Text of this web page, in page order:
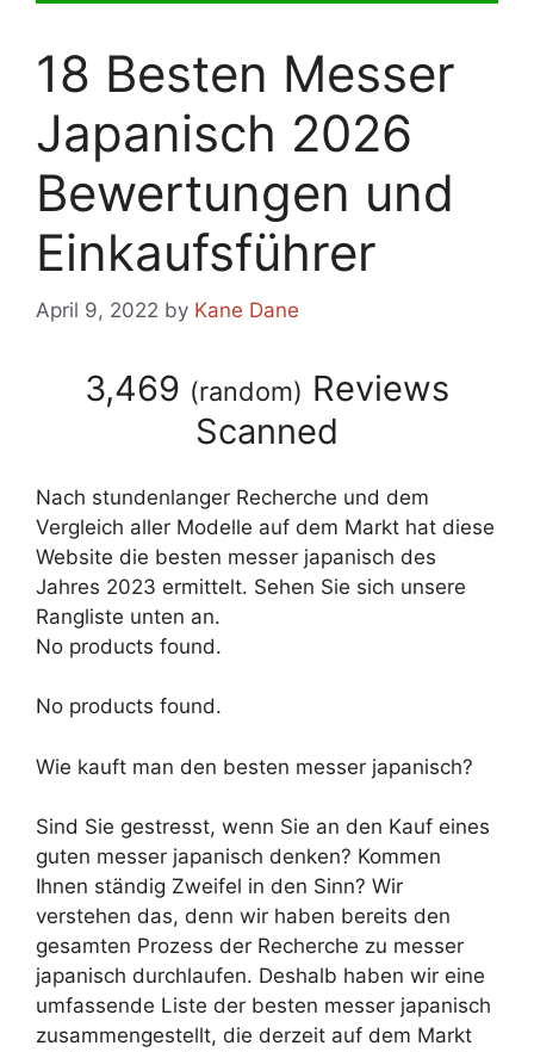
18 Besten Messer
Japanisch 2026
Bewertungen und
Einkaufsführer
April 9, 2022 by Kane Dane
3,469 (random) Reviews
Scanned
Nach stundenlanger Recherche und dem
Vergleich aller Modelle auf dem Markt hat diese
Website die besten messer japanisch des
Jahres 2023 ermittelt. Sehen Sie sich unsere
Rangliste unten an.
No products found.
No products found.
Wie kauft man den besten messer japanisch?
Sind Sie gestresst, wenn Sie an den Kauf eines
guten messer japanisch denken? Kommen
Ihnen ständig Zweifel in den Sinn? Wir
verstehen das, denn wir haben bereits den
gesamten Prozess der Recherche zu messer
japanisch durchlaufen. Deshalb haben wir eine
umfassende Liste der besten messer japanisch
zusammengestellt, die derzeit auf dem Markt